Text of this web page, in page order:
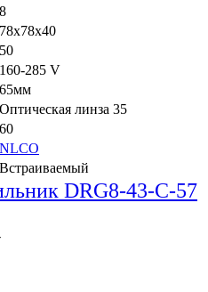
8
78x78x40
50
160-285 V
65мм
Оптическая линза 35
60
NLCO
Встраиваемый
DRG8-43-C-57